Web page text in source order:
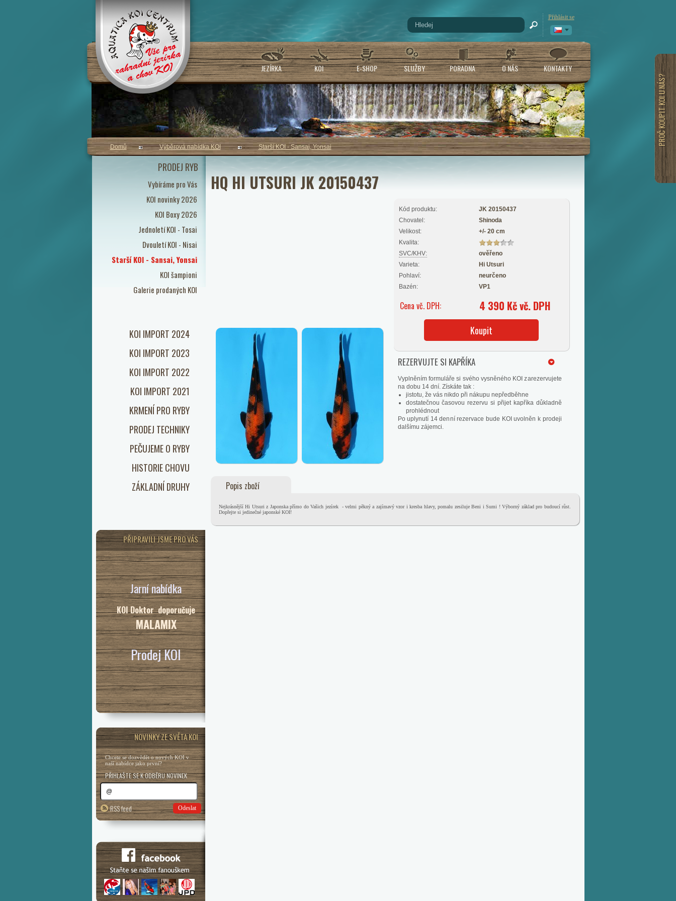
Přihlásit se
JEZÍRKA KOI E-SHOP SLUŽBY PORADNA O NÁS KONTAKTY
PRODEJ RYB
Vybíráme pro Vás
KOI novinky 2026
KOI Boxy 2026
Jednoletí KOI - Tosai
Dvouletí KOI - Nisai
Starší KOI - Sansai, Yonsai
KOI šampioni
Galerie prodaných KOI
KOI IMPORT 2024
KOI IMPORT 2023
KOI IMPORT 2022
KOI IMPORT 2021
KRMENÍ PRO RYBY
PRODEJ TECHNIKY
PEČUJEME O RYBY
HISTORIE CHOVU
ZÁKLADNÍ DRUHY
PROČ KOUPIT KOI U NÁS?
PŘIPRAVILI JSME PRO VÁS
Jarní nabídka
KOI Doktor doporučuje
MALAMIX
Prodej KOI
NOVINKY ZE SVĚTA KOI
Chcete se dozvědět o nových KOI v
naší nabídce jako první?
PŘIHLAŠTE SE K ODBĚRU NOVINEK
RSS feed Odeslat
Domů Výběrová nabídka KOI Starší KOI - Sansai, Yonsai
HQ HI UTSURI JK 20150437
Kód produktu:
JK 20150437
Chovatel:
Shinoda
Velikost:
+/- 20 cm
Kvalita:
SVC/KHV:
ověřeno
Varieta:
Hi Utsuri
Pohlaví:
neurčeno
Bazén:
VP1
Cena vč. DPH: 4 390 Kč vč. DPH
Koupit
REZERVUJTE SI KAPŘÍKA
Vyplněním formuláře si svého vysněného KOI zarezervujete
na dobu 14 dní. Získáte tak :
jistotu, že vás nikdo při nákupu nepředběhne
dostatečnou časovou rezervu si přijet kapříka důkladně
prohlédnout
Po uplynutí 14 denní rezervace bude KOI uvolněn k prodeji
dalšímu zájemci.
Popis zboží
Nejkrásnější Hi Utsuri z Japonska přímo do Vašich jezírek - velmi pěkný a zajímavý vzor i kresba hlavy, pomalu zesiluje Beni i Sumi ! Výborný základ pro budoucí růst.
Dopřejte si jedinečné japonské KOI!